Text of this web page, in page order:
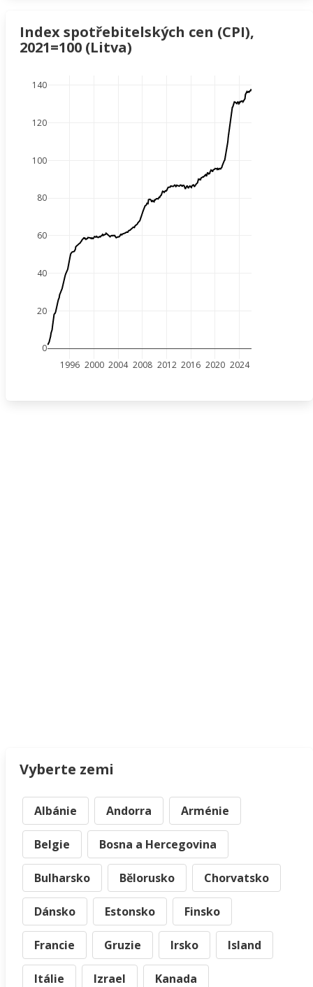
Index spotřebitelských cen (CPI),
2021=100 (Litva)
1996 2000 2004 2008 2012 2016 2020 2024
0
20
40
60
80
100
120
140
Vyberte zemi
Albánie Andorra Arménie
Belgie Bosna a Hercegovina
Bulharsko Bělorusko Chorvatsko
Dánsko Estonsko Finsko
Francie Gruzie Irsko Island
Itálie Izrael Kanada